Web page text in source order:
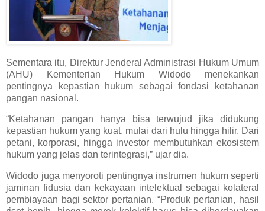
Sementara itu, Direktur Jenderal Administrasi Hukum Umum
(AHU) Kementerian Hukum Widodo menekankan
pentingnya kepastian hukum sebagai fondasi ketahanan
pangan nasional.
“Ketahanan pangan hanya bisa terwujud jika didukung
kepastian hukum yang kuat, mulai dari hulu hingga hilir. Dari
petani, korporasi, hingga investor membutuhkan ekosistem
hukum yang jelas dan terintegrasi,” ujar dia.
Widodo juga menyoroti pentingnya instrumen hukum seperti
jaminan fidusia dan kekayaan intelektual sebagai kolateral
pembiayaan bagi sektor pertanian. “Produk pertanian, hasil